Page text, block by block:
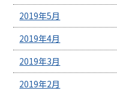
2019年5月
2019年4月
2019年3月
2019年2月